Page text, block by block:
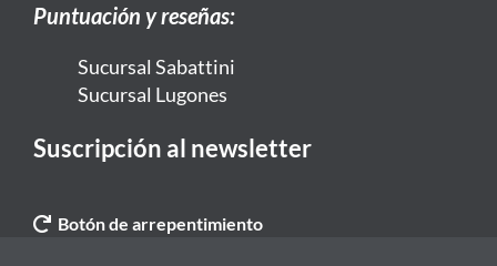
Puntuación y reseñas:
Sucursal Sabattini
Sucursal Lugones
Suscripción al newsletter
Botón de arrepentimiento